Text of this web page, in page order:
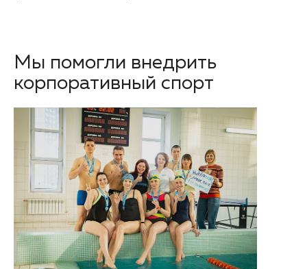
Мы помогли внедрить
корпоративный спорт